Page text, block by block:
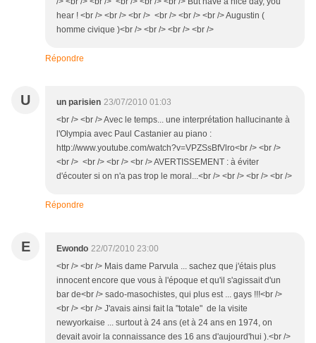
hear ! <br /> <br /> <br /> <br /> <br /> <br /> Augustin (
homme civique )<br /> <br /> <br /> <br />
Répondre
U un parisien 23/07/2010 01:03
<br /> <br /> Avec le temps... une interprétation hallucinante à
l'Olympia avec Paul Castanier au piano :
http://www.youtube.com/watch?v=VPZSsBfVlro<br /> <br />
<br /> <br /> <br /> <br /> AVERTISSEMENT : à éviter
d'écouter si on n'a pas trop le moral...<br /> <br /> <br /> <br />
Répondre
E Ewondo 22/07/2010 23:00
<br /> <br /> Mais dame Parvula ... sachez que j'étais plus
innocent encore que vous à l'époque et qu'il s'agissait d'un
bar de<br /> sado-masochistes, qui plus est ... gays !!!<br />
<br /> <br /> J'avais ainsi fait la "totale" de la visite
newyorkaise ... surtout à 24 ans (et à 24 ans en 1974, on
devait avoir la connaissance des 16 ans d'aujourd'hui ).<br />